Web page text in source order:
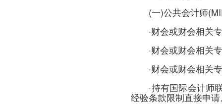
(一)公共会计师
·财会或财会相关专
·财会或财会相关专
·财会或财会相关专
·持有国际会计师联
经验条款限制直接申